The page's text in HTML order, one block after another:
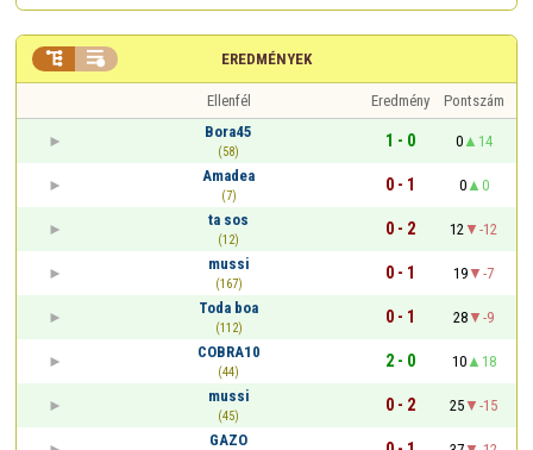
EREDMÉNYEK
 
Ellenfél Eredmény
Pontszám
Bora45
(58)
1 - 0 0
14
Amadea
(7)
0 - 1 0
0
ta sos
(12)
0 - 2 12
-12
mussi
(167)
0 - 1 19
-7
Toda boa
(112)
0 - 1 28
-9
COBRA10
(44)
2 - 0 10
18
mussi
(45)
0 - 2 25
-15
GAZO